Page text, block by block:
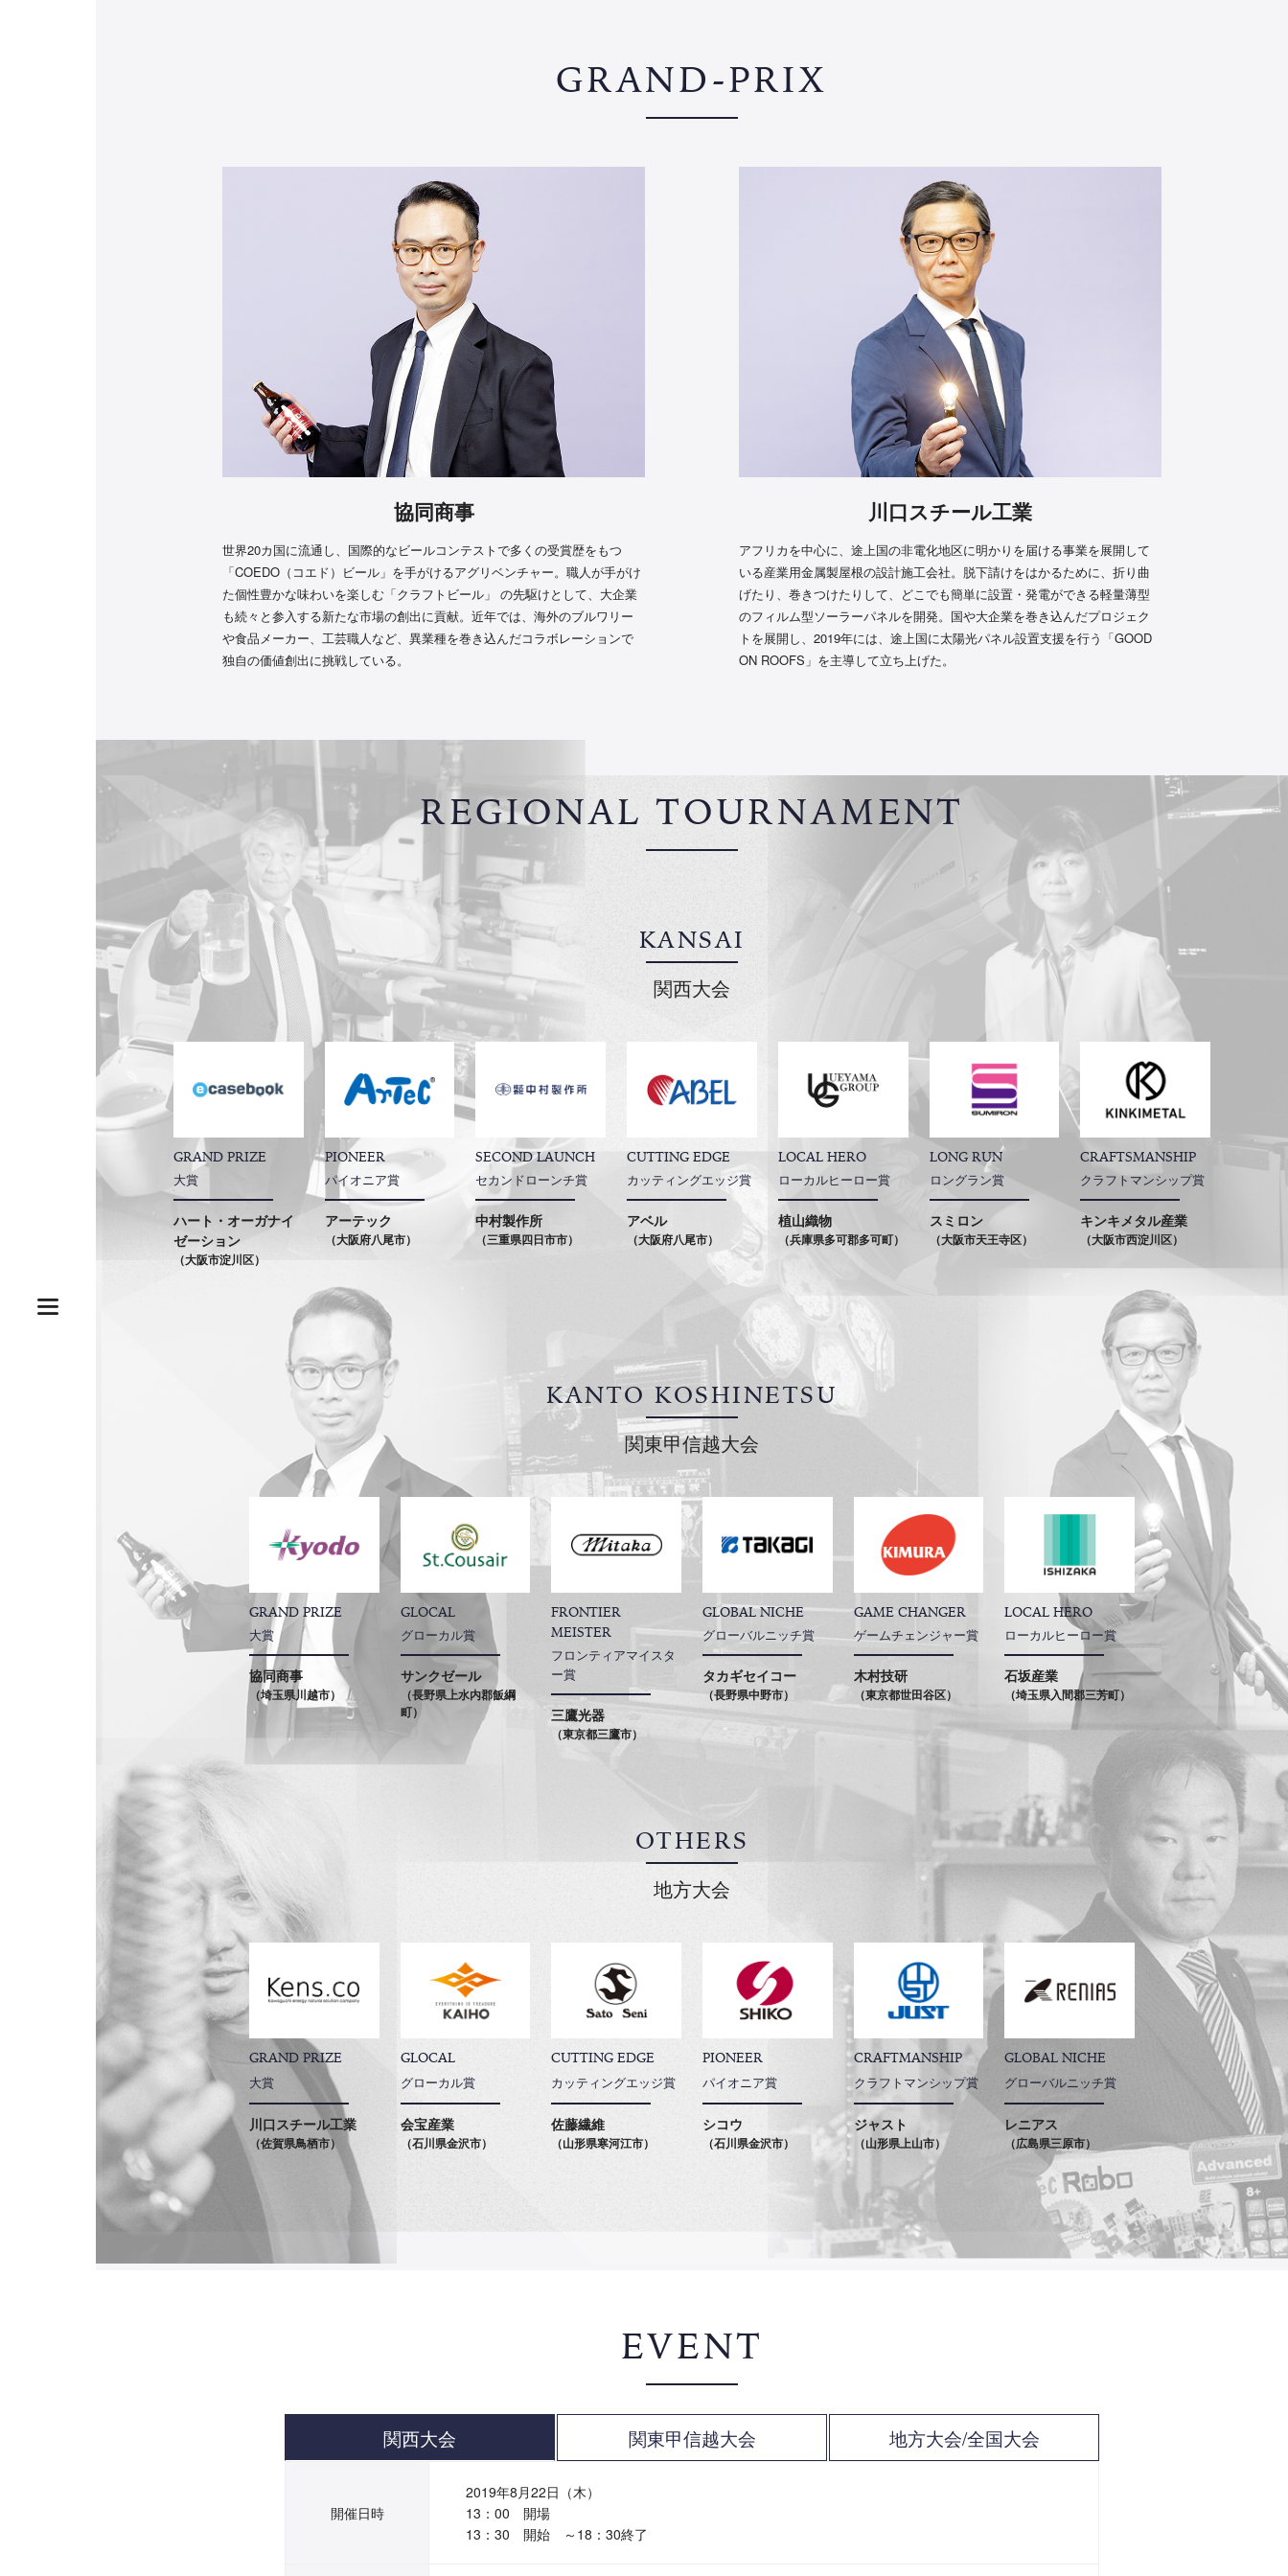
GRAND-PRIX
協同商事
世界20カ国に流通し、国際的なビールコンテストで多くの受賞歴をもつ
「COEDO（コエド）ビール」を手がけるアグリベンチャー。職人が手がけ
た個性豊かな味わいを楽しむ「クラフトビール」 の先駆けとして、大企業
も続々と参入する新たな市場の創出に貢献。近年では、海外のブルワリー
や食品メーカー、工芸職人など、異業種を巻き込んだコラボレーションで
独自の価値創出に挑戦している。
川口スチール工業
アフリカを中心に、途上国の非電化地区に明かりを届ける事業を展開して
いる産業用金属製屋根の設計施工会社。脱下請けをはかるために、折り曲
げたり、巻きつけたりして、どこでも簡単に設置・発電ができる軽量薄型
のフィルム型ソーラーパネルを開発。国や大企業を巻き込んだプロジェク
トを展開し、2019年には、途上国に太陽光パネル設置支援を行う「GOOD
ON ROOFS」を主導して立ち上げた。
REGIONAL TOURNAMENT
KANSAI
関西大会
GRAND PRIZE
大賞
ハート・オーガナイ
ゼーション
（大阪市淀川区）
PIONEER
パイオニア賞
アーテック
（大阪府八尾市）
SECOND LAUNCH
セカンドローンチ賞
中村製作所
（三重県四日市市）
CUTTING EDGE
カッティングエッジ賞
アベル
（大阪府八尾市）
LOCAL HERO
ローカルヒーロー賞
植山織物
（兵庫県多可郡多可町）
LONG RUN
ロングラン賞
スミロン
（大阪市天王寺区）
CRAFTSMANSHIP
クラフトマンシップ賞
キンキメタル産業
（大阪市西淀川区）
KANTO KOSHINETSU
関東甲信越大会
GRAND PRIZE
大賞
協同商事
（埼玉県川越市）
GLOCAL
グローカル賞
サンクゼール
（長野県上水内郡飯綱
町）
FRONTIER
MEISTER
フロンティアマイスタ
ー賞
三鷹光器
（東京都三鷹市）
GLOBAL NICHE
グローバルニッチ賞
タカギセイコー
（長野県中野市）
GAME CHANGER
ゲームチェンジャー賞
木村技研
（東京都世田谷区）
LOCAL HERO
ローカルヒーロー賞
石坂産業
（埼玉県入間郡三芳町）
OTHERS
地方大会
GRAND PRIZE
大賞
川口スチール工業
（佐賀県鳥栖市）
GLOCAL
グローカル賞
会宝産業
（石川県金沢市）
CUTTING EDGE
カッティングエッジ賞
佐藤繊維
（山形県寒河江市）
PIONEER
パイオニア賞
シコウ
（石川県金沢市）
CRAFTMANSHIP
クラフトマンシップ賞
ジャスト
（山形県上山市）
GLOBAL NICHE
グローバルニッチ賞
レニアス
（広島県三原市）
EVENT
関西大会 関東甲信越大会 地方大会/全国大会
開催日時
2019年8月22日（木）
13：00 開場
13：30 開始 ～18：30終了